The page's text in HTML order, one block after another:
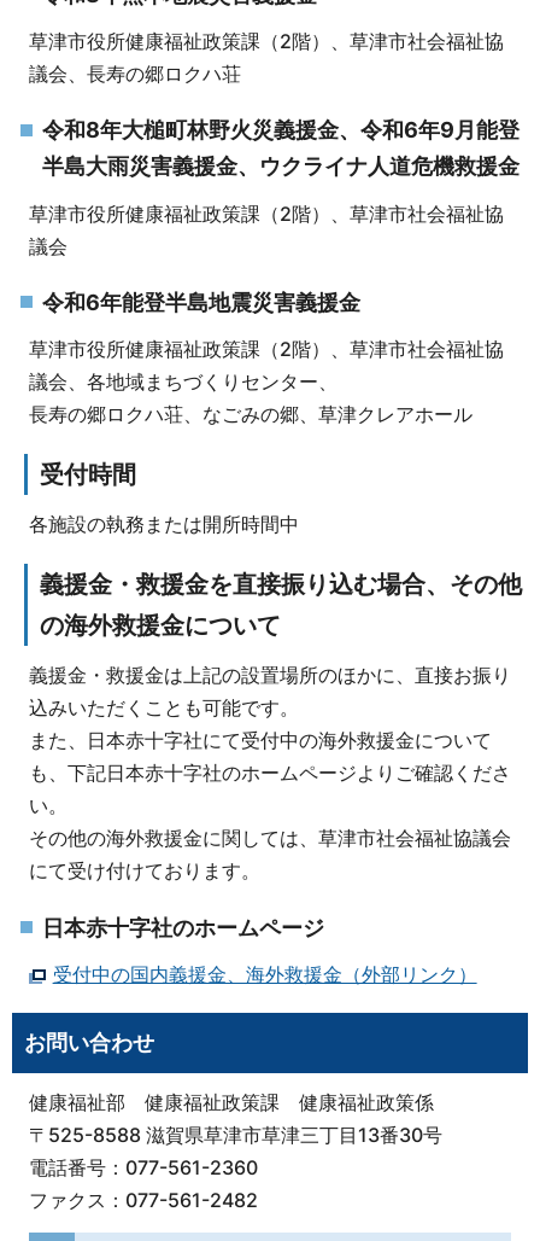
草津市役所健康福祉政策課（2階）、草津市社会福祉協
議会、長寿の郷ロクハ荘
令和8年大槌町林野火災義援金、令和6年9月能登
半島大雨災害義援金、ウクライナ人道危機救援金
草津市役所健康福祉政策課（2階）、草津市社会福祉協
議会
令和6年能登半島地震災害義援金
草津市役所健康福祉政策課（2階）、草津市社会福祉協
議会、各地域まちづくりセンター、
長寿の郷ロクハ荘、なごみの郷、草津クレアホール
受付時間
各施設の執務または開所時間中
義援金・救援金を直接振り込む場合、その他
の海外救援金について
義援金・救援金は上記の設置場所のほかに、直接お振り
込みいただくことも可能です。
また、日本赤十字社にて受付中の海外救援金について
も、下記日本赤十字社のホームページよりご確認くださ
い。
その他の海外救援金に関しては、草津市社会福祉協議会
にて受け付けております。
日本赤十字社のホームページ
受付中の国内義援金、海外救援金（外部リンク）
お問い合わせ
健康福祉部 健康福祉政策課 健康福祉政策係
〒525-8588 滋賀県草津市草津三丁目13番30号
電話番号：077-561-2360
ファクス：077-561-2482